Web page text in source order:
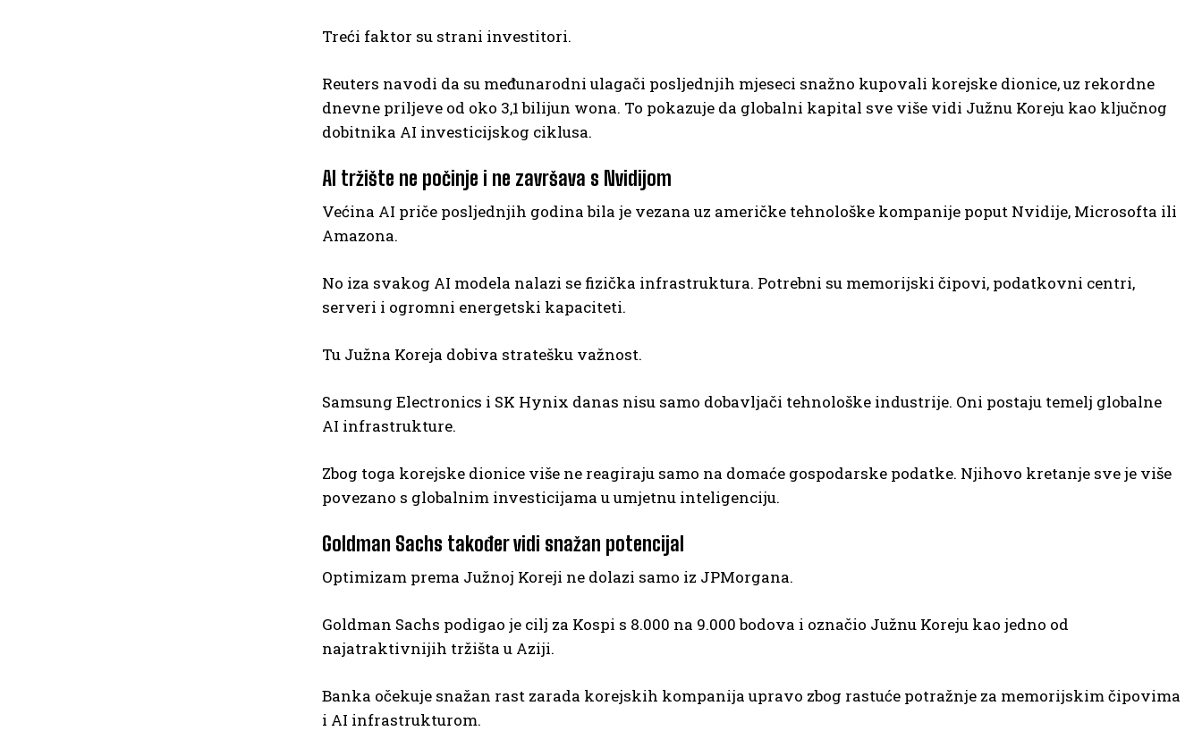
Treći faktor su strani investitori.
Reuters navodi da su međunarodni ulagači posljednjih mjeseci snažno kupovali korejske dionice, uz rekordne
dnevne priljeve od oko 3,1 bilijun wona. To pokazuje da globalni kapital sve više vidi Južnu Koreju kao ključnog
dobitnika AI investicijskog ciklusa.
AI tržište ne počinje i ne završava s Nvidijom
Većina AI priče posljednjih godina bila je vezana uz američke tehnološke kompanije poput Nvidije, Microsofta ili
Amazona.
No iza svakog AI modela nalazi se fizička infrastruktura. Potrebni su memorijski čipovi, podatkovni centri,
serveri i ogromni energetski kapaciteti.
Tu Južna Koreja dobiva stratešku važnost.
Samsung Electronics i SK Hynix danas nisu samo dobavljači tehnološke industrije. Oni postaju temelj globalne
AI infrastrukture.
Zbog toga korejske dionice više ne reagiraju samo na domaće gospodarske podatke. Njihovo kretanje sve je više
povezano s globalnim investicijama u umjetnu inteligenciju.
Goldman Sachs također vidi snažan potencijal
Optimizam prema Južnoj Koreji ne dolazi samo iz JPMorgana.
Goldman Sachs podigao je cilj za Kospi s 8.000 na 9.000 bodova i označio Južnu Koreju kao jedno od
najatraktivnijih tržišta u Aziji.
Banka očekuje snažan rast zarada korejskih kompanija upravo zbog rastuće potražnje za memorijskim čipovima
i AI infrastrukturom.